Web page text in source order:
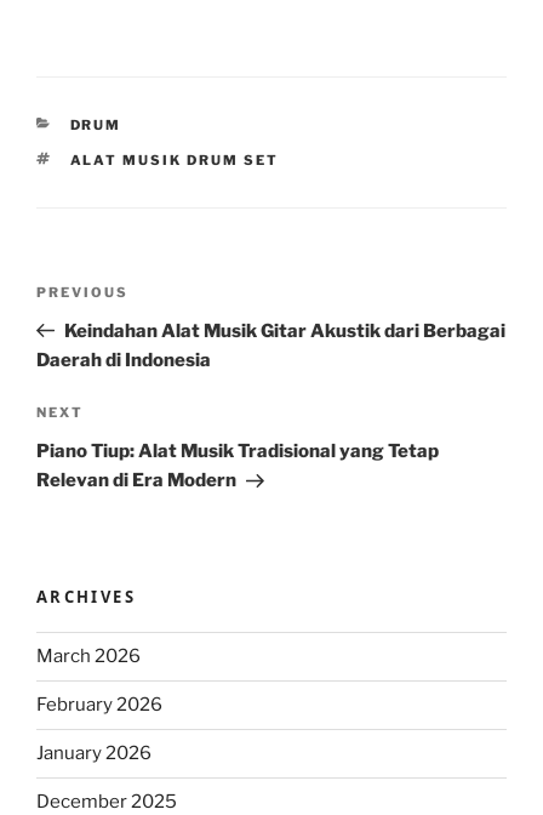
CATEGORIES
DRUM
TAGS
ALAT MUSIK DRUM SET
Previous
Post
PREVIOUS
Keindahan Alat Musik Gitar Akustik dari Berbagai
Daerah di Indonesia
Next
Post
NEXT
Piano Tiup: Alat Musik Tradisional yang Tetap
Relevan di Era Modern
ARCHIVES
March 2026
February 2026
January 2026
December 2025